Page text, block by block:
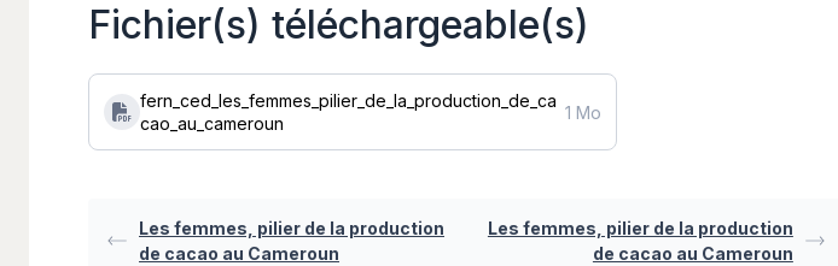
Fichier(s) téléchargeable(s)
fern_ced_les_femmes_pilier_de_la_production_de_ca
cao_au_cameroun
1 Mo
Les femmes, pilier de la production
de cacao au Cameroun
Les femmes, pilier de la production
de cacao au Cameroun